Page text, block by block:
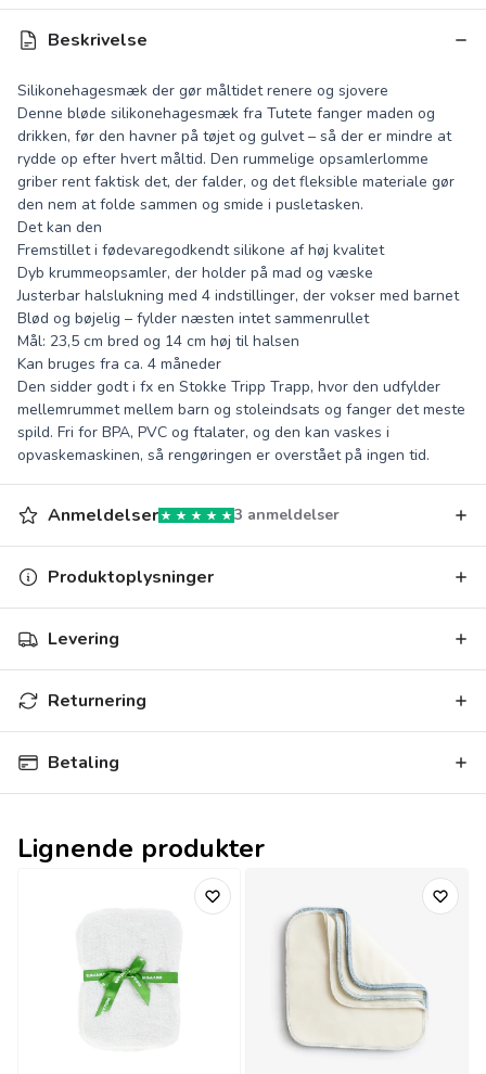
Beskrivelse
Silikonehagesmæk der gør måltidet renere og sjovere
Denne bløde silikonehagesmæk fra Tutete fanger maden og
drikken, før den havner på tøjet og gulvet – så der er mindre at
rydde op efter hvert måltid. Den rummelige opsamlerlomme
griber rent faktisk det, der falder, og det fleksible materiale gør
den nem at folde sammen og smide i pusletasken.
Det kan den
Fremstillet i fødevaregodkendt silikone af høj kvalitet
Dyb krummeopsamler, der holder på mad og væske
Justerbar halslukning med 4 indstillinger, der vokser med barnet
Blød og bøjelig – fylder næsten intet sammenrullet
Mål: 23,5 cm bred og 14 cm høj til halsen
Kan bruges fra ca. 4 måneder
Den sidder godt i fx en Stokke Tripp Trapp, hvor den udfylder
mellemrummet mellem barn og stoleindsats og fanger det meste
spild. Fri for BPA, PVC og ftalater, og den kan vaskes i
opvaskemaskinen, så rengøringen er overstået på ingen tid.
Anmeldelser 3 anmeldelser
Produktoplysninger
Levering
Returnering
Betaling
Lignende produkter